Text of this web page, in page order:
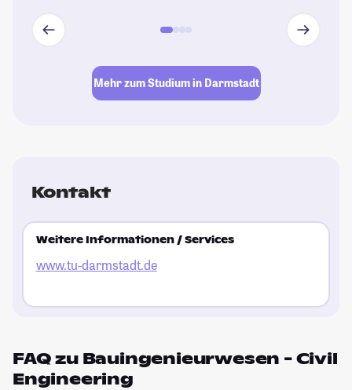
Mehr zum Studium in Darmstadt
Kontakt
Weitere Informationen / Services
www.tu-darmstadt.de
FAQ zu Bauingenieurwesen - Civil
Engineering